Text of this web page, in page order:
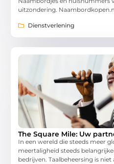
uitzondering.
Dienstverlening
The Square Mile: Uw
In een wereld die steeds meer
meertaligheid steeds
bedrijven. Taalbeheersing is